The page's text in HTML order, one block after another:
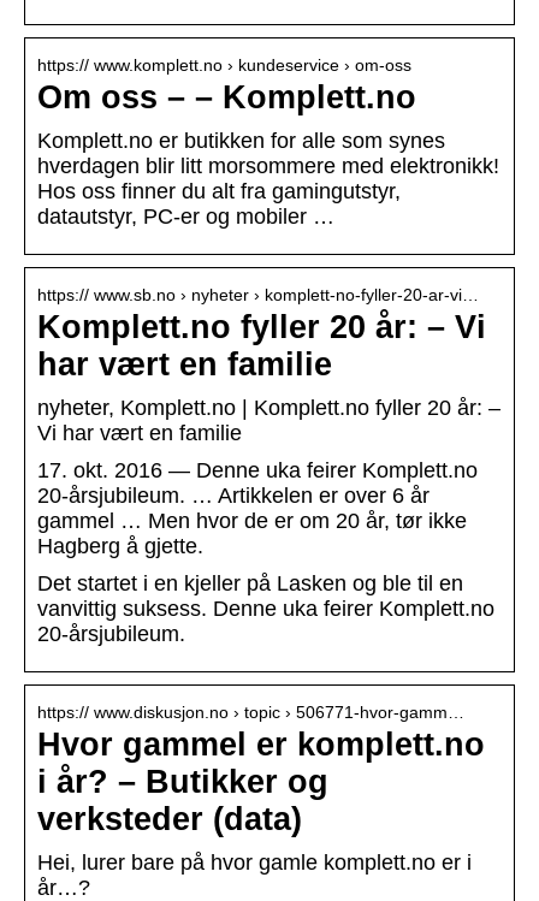
https:// www.komplett.no › kundeservice › om-oss
Om oss – – Komplett.no
Komplett.no er butikken for alle som synes
hverdagen blir litt morsommere med elektronikk!
Hos oss finner du alt fra gamingutstyr,
datautstyr, PC-er og mobiler …
https:// www.sb.no › nyheter › komplett-no-fyller-20-ar-vi…
Komplett.no fyller 20 år: – Vi
har vært en familie
nyheter, Komplett.no | Komplett.no fyller 20 år: –
Vi har vært en familie
17. okt. 2016 — Denne uka feirer Komplett.no
20-årsjubileum. … Artikkelen er over 6 år
gammel … Men hvor de er om 20 år, tør ikke
Hagberg å gjette.
Det startet i en kjeller på Lasken og ble til en
vanvittig suksess. Denne uka feirer Komplett.no
20-årsjubileum.
https:// www.diskusjon.no › topic › 506771-hvor-gamm…
Hvor gammel er komplett.no
i år? – Butikker og
verksteder (data)
Hei, lurer bare på hvor gamle komplett.no er i
år…?